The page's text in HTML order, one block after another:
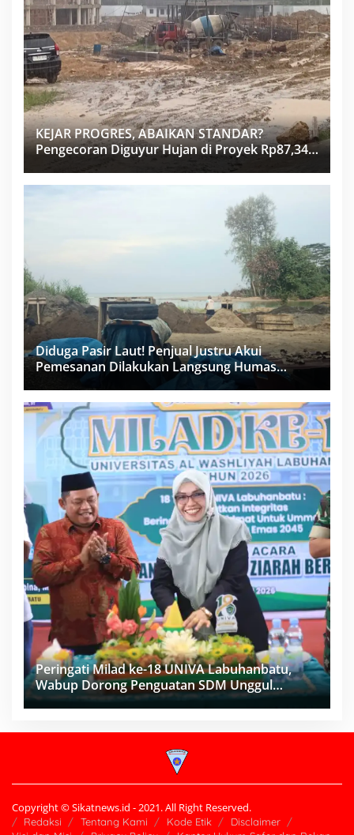
KEJAR PROGRES, ABAIKAN STANDAR?
Pengecoran Diguyur Hujan di Proyek Rp87,34
Miliar Sukma Nias, Konsultan, Pengawas dan
PPK Bungkam
Diduga Pasir Laut! Penjual Justru Akui
Pemesanan Dilakukan Langsung Humas
Peringati Milad ke-18 UNIVA Labuhanbatu,
Wabup Dorong Penguatan SDM Unggul
Menuju Indonesia Emas 2045
Copyright © Sikatnews.id - 2021. All Right Reserved.
Redaksi Tentang Kami Kode Etik
Disclaimer